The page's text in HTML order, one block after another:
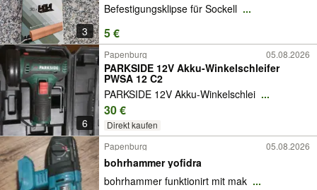
3
Befestigungsklipse für Sockell ...
5 €
6
Papenburg 05.08.2026
PARKSIDE 12V Akku-Winkelschleifer
PWSA 12 C2
PARKSIDE 12V Akku-Winkelschlei ...
30 €
Direkt kaufen
Papenburg 05.08.2026
bohrhammer yofidra
bohrhammer funktionirt mit mak ...